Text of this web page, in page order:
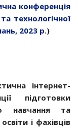
конференція
технологічної
2023 р.)
інтернет-
підготовки
навчання та
і фахівців